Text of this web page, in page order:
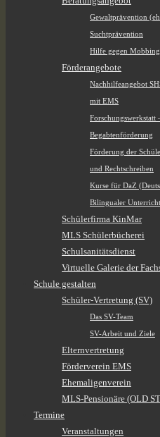
Gewaltprävention
Suchtprävention
Hilfe gegen Mobbing
Förderangebote
Nachhilfeangebot
mit EMS
Begabtenförderung
Förderung der
und Rechtschreiben
Kurse für DaZ
Bilingualer Unterricht
Schülerfirma KinMar
MLS Schülerbücherei
Schulsanitätsdienst
Virtuelle Galerie der
Schule gestalten
Schüler-Vertretung (SV)
Das SV-Team
SV-Arbeit und Ziele
Elternvertretung
Förderverein EMS
Ehemaligenverein
MLS-Pensionäre (OLD
Termine
Veranstaltungen